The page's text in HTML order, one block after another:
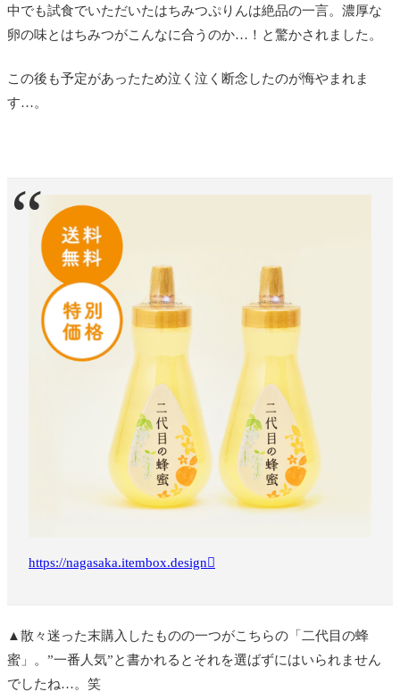
中でも試食でいただいたはちみつぷりんは絶品の一言。濃厚な
卵の味とはちみつがこんなに合うのか…！と驚かされました。
この後も予定があったため泣く泣く断念したのが悔やまれま
す…。
https://nagasaka.itembox.design
▲散々迷った末購入したものの一つがこちらの「二代目の蜂
蜜」。”一番人気”と書かれるとそれを選ばずにはいられません
でしたね…。笑